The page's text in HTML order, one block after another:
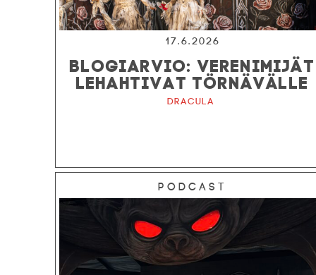
17.6.2026
BLOGIARVIO: VERENIMIJÄT
LEHAHTIVAT TÖRNÄVÄLLE
Dracula
Podcast